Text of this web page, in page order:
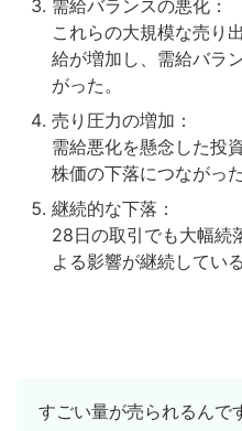
需給バランスの悪化：
これらの大規模な売り
給が増加し、需給バラ
がった。
売り圧力の増加：
需給悪化を懸念した投
株価の下落につながった
継続的な下落：
28日の取引でも大幅続
よる影響が継続してい
すごい量が売られるんで